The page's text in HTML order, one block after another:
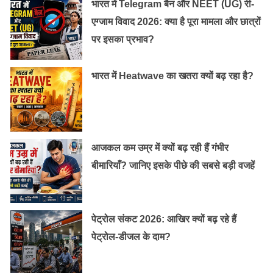
और बाकी सारे कामकाज के लिए ज़रूरी रुपये अनुराधा खुद ही
जुटाने लगीं। यानी किशोरावस्था में पहुँचने से पहले की अपनी मेहनत
के बूते एक गरीब परिवार की लड़की आत्म-निर्भर बन गयी। चर्च ने
मदद की और अनुराधा ने उच्च शिक्षा भी हासिल की।
भारत में Telegram बैन और NEET (UG) री-
एग्जाम विवाद 2026: क्या है पूरा मामला और छात्रों
पर इसका प्रभाव?
भारत में Heatwave का खतरा क्यों बढ़ रहा है?
आजकल कम उम्र में क्यों बढ़ रही हैं गंभीर
बीमारियाँ? जानिए इसके पीछे की सबसे बड़ी वजहें
पेट्रोल संकट 2026: आखिर क्यों बढ़ रहे हैं
पेट्रोल-डीजल के दाम?